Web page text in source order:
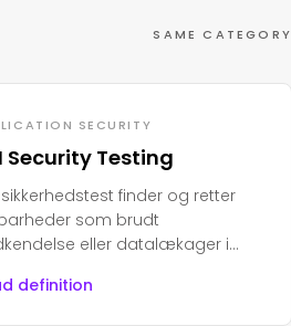
SAME CATEGORY
SECURITY
Security Testing
sikkerhedstest finder og retter
som brudt
eller datalækager i
moderne apps og
definition